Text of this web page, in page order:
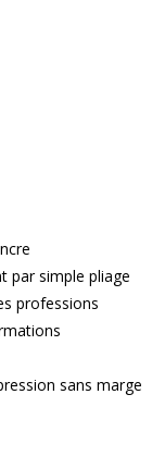
par simple pliage
professions
sans marge